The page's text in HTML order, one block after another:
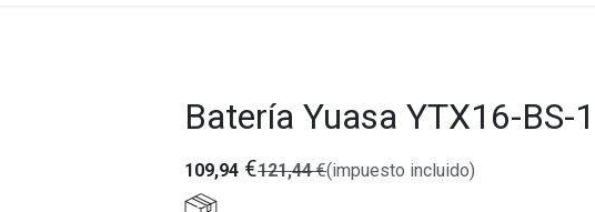
Batería Yuasa YTX16-BS-
109,94 €121,44€(impuesto incluido)